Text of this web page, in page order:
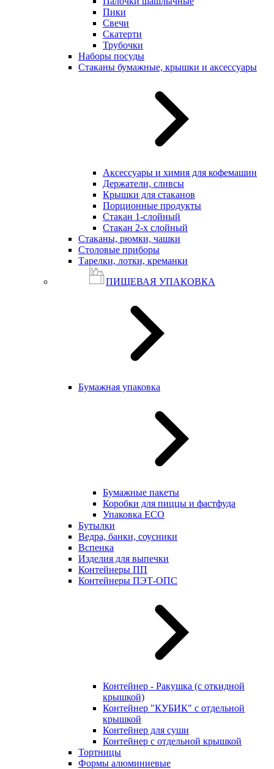
Пики
Свечи
Скатерти
Трубочки
Наборы посуды
Стаканы бумажные, крышки и аксессуары
Аксессуары и химия для кофемашин
Держатели, сливсы
Крышки для стаканов
Порционные продукты
Стакан 1-слойный
Стакан 2-х слойный
Стаканы, рюмки, чашки
Столовые приборы
Тарелки, лотки, креманки
ПИЩЕВАЯ УПАКОВКА
Бумажная упаковка
Бумажные пакеты
Коробки для пиццы и фастфуда
Упаковка ECO
Бутылки
Ведра, банки, соусники
Вспенка
Изделия для выпечки
Контейнеры ПП
Контейнеры ПЭТ-ОПС
Контейнер - Ракушка (с откидной
крышкой)
Контейнер "КУБИК" с отдельной
крышкой
Контейнер для суши
Контейнер с отдельной крышкой
Тортницы
Формы алюминиевые